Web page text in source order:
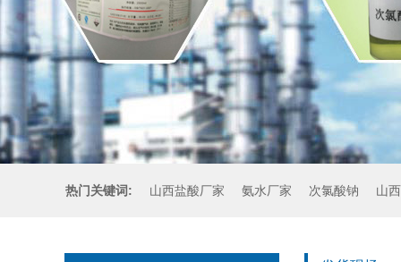
热门关键词: 山西盐酸厂家 氨水厂家 次氯酸钠 山